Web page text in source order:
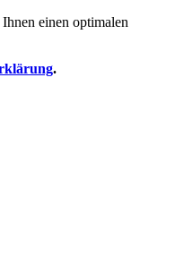
Ihnen einen optimalen
.